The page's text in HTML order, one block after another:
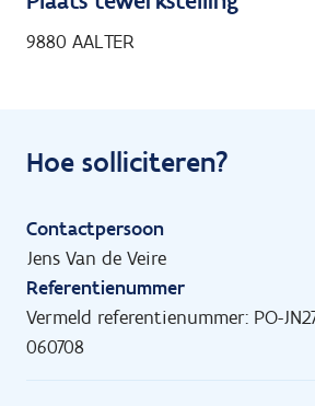
9880 AALTER
Hoe solliciteren?
Contactpersoon
Jens Van de Veire
Referentienummer
Vermeld referentienummer: PO-
060708